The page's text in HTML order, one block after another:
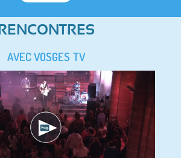
RENCONTRES
AVEC VOSGES TV